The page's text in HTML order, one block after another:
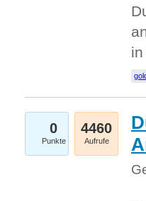
0
Punkte
4460
Aufrufe